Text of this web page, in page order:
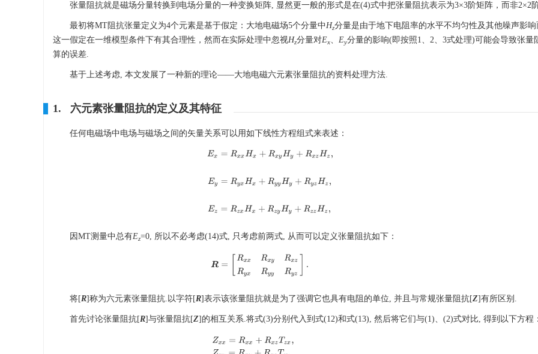
张量阻抗就是磁场分量转换到电场分量的一种变换矩阵, 显然更一般的形式是在(4)式中把张量阻抗表示为3×3阶矩阵，而非2×2
最初将MT阻抗张量定义为4个元素是基于假定：大地电磁场5个分量中Hz分量是由于地下电阻率的水平不均匀性及其他噪声影响
这一假定在一维模型条件下有其合理性，然而在实际处理中忽视Hz分量对Ex、 Ey分量的影响(即按照1、2、3式处理)可能会导致张量
算的误差.
基于上述考虑, 本文发展了一种新的理论——大地电磁六元素张量阻抗的资料处理方法.
1. 六元素张量阻抗的定义及其特征
任何电磁场中电场与磁场之间的矢量关系可以用如下线性方程组式来表述：
Ex=RxxHx+RxyHy+ Rx zHz,
Ey=RyxHx+RyyHy+ Ry zHz,
Ez=RzxHx+RzyHy+ RzzHz,
因MT测量中总有Ez=0, 所以不必考虑(14)式, 只考虑前两式, 从而可以定义张量阻抗如下：
x Rxy zRyx yyRyz
将[R]称为六元素张量阻抗.以字符[R]表示该张量阻抗就是为了强调它也具有电阻的单位, 并且与常规张量阻抗[Z]有所区别.
首先讨论张量阻抗[R]与张量阻抗[Z]的相互关系.将式(3)分别代入到式(12)和式(13), 然后将它们与(1)、(2)式对比, 得到以下方程：
Zxx=Rxx+R xzTzx,Zxy=